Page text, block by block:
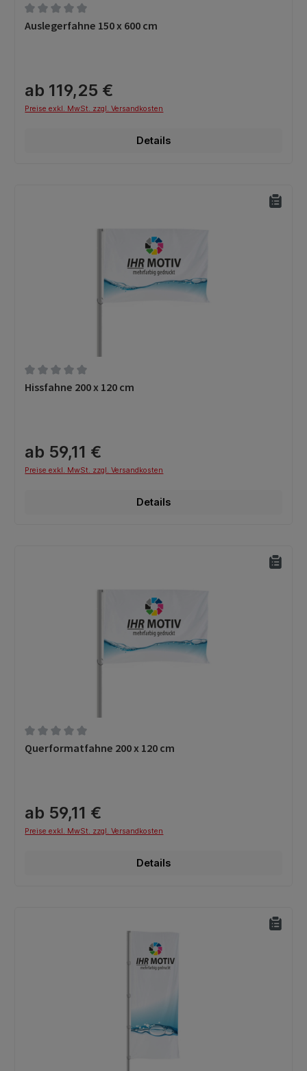
Durchschnittliche Bewertung von 0 von 5 Sternen
Auslegerfahne 150 x 600 cm
ab 119,25 €
Preise exkl. MwSt. zzgl. Versandkosten
Details
Durchschnittliche Bewertung von 0 von 5 Sternen
Hissfahne 200 x 120 cm
ab 59,11 €
Preise exkl. MwSt. zzgl. Versandkosten
Details
Durchschnittliche Bewertung von 0 von 5 Sternen
Querformatfahne 200 x 120 cm
ab 59,11 €
Preise exkl. MwSt. zzgl. Versandkosten
Details